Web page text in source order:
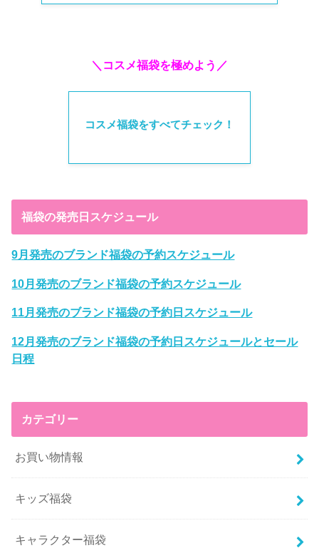
＼コスメ福袋を極めよう／
コスメ福袋をすべてチェック！
福袋の発売日スケジュール
9月発売のブランド福袋の予約スケジュール
10月発売のブランド福袋の予約スケジュール
11月発売のブランド福袋の予約日スケジュール
12月発売のブランド福袋の予約日スケジュールとセール
日程
カテゴリー
お買い物情報
キッズ福袋
キャラクター福袋